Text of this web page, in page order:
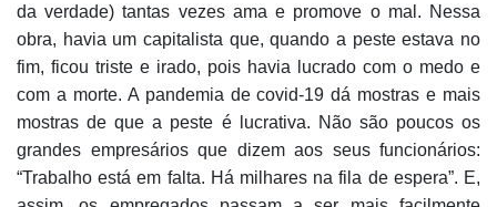
da verdade) tantas vezes ama e promove o mal. Nessa
obra, havia um capitalista que, quando a peste estava no
fim, ficou triste e irado, pois havia lucrado com o medo e
com a morte. A pandemia de covid-19 dá mostras e mais
mostras de que a peste é lucrativa. Não são poucos os
grandes empresários que dizem aos seus funcionários:
“Trabalho está em falta. Há milhares na fila de espera”. E,